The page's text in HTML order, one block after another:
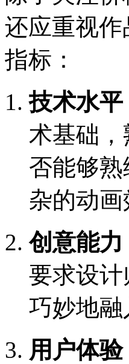
还应重视
指标：
技术水平
术基础，
否能够熟
杂的动画
创意能力
要求设
巧妙地
用户体验